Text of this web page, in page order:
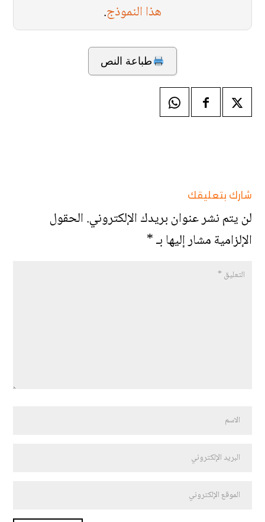
هذا النموذج.
طباعة النص
شارك بتعليقك
لن يتم نشر عنوان بريدك الإلكتروني.الحقول
الإلزامية مشار إليها بـ*